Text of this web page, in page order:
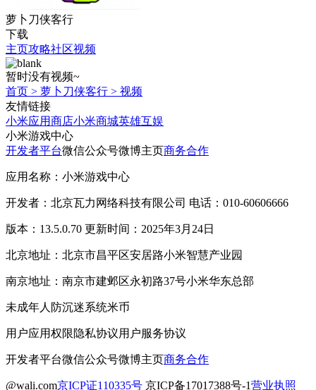
萝卜刀侠客行
下载
主页攻略社区视频
暂时没有视频~
首页 > 萝卜刀侠客行 > 视频
友情链接
小米应用商店小米商城英雄互娱
小米游戏中心
开发者平台微信公众号微博主页商务合作
应用名称：小米游戏中心
开发者：北京瓦力网络科技有限公司 电话：010-60606666
版本：13.5.0.70 更新时间：2025年3月24日
北京地址：北京市昌平区安居路小米智慧产业园
南京地址：南京市建邺区永初路37号小米华东总部
未成年人防沉迷系统米币
用户应用权限隐私协议用户服务协议
开发者平台微信公众号微博主页商务合作
@wali.com京ICP证110335号 京ICP备17017388号-1营业执照